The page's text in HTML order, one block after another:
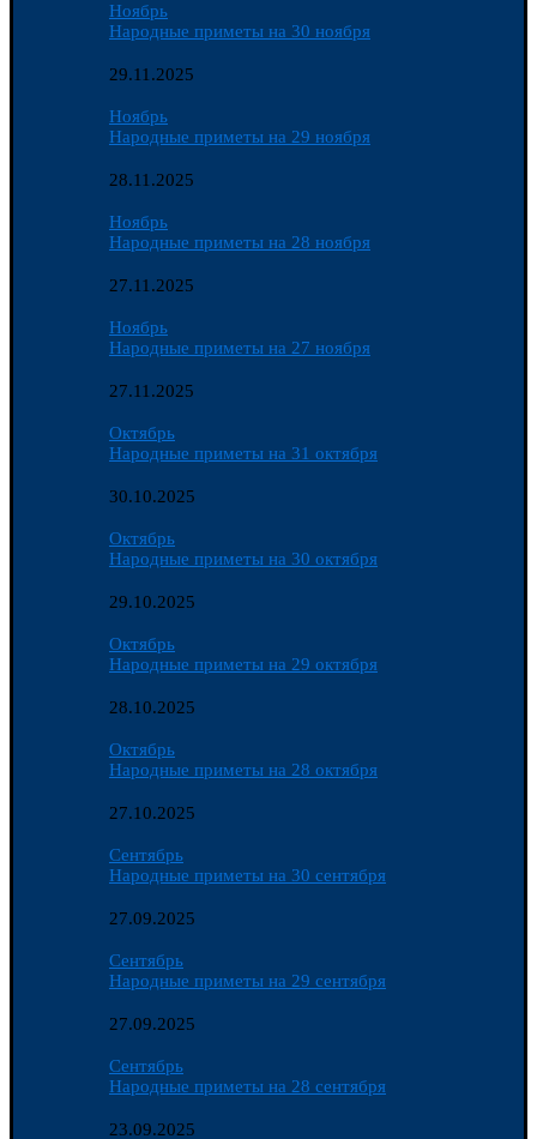
Ноябрь
Народные приметы на 30 ноября
29.11.2025
Ноябрь
Народные приметы на 29 ноября
28.11.2025
Ноябрь
Народные приметы на 28 ноября
27.11.2025
Ноябрь
Народные приметы на 27 ноября
27.11.2025
Октябрь
Народные приметы на 31 октября
30.10.2025
Октябрь
Народные приметы на 30 октября
29.10.2025
Октябрь
Народные приметы на 29 октября
28.10.2025
Октябрь
Народные приметы на 28 октября
27.10.2025
Сентябрь
Народные приметы на 30 сентября
27.09.2025
Сентябрь
Народные приметы на 29 сентября
27.09.2025
Сентябрь
Народные приметы на 28 сентября
23.09.2025